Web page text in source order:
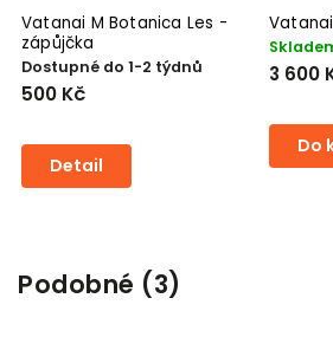
Vatanai M Botanica Les -
zápůjčka
Dostupné do 1-2 týdnů
500 Kč
Detail
3 600
Do
Podobné (3)